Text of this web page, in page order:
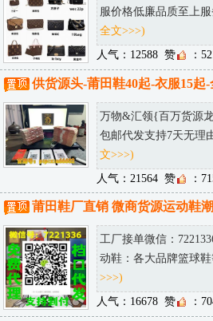
服价格低廉品质至上
全文>>>)
人气：12588 赞 ：
供货源头-莆田鞋40起-衣服15起
万物&汇领{百万货源
包邮代发支持7天无理
文>>>)
人气：21564 赞 ：
莆田鞋厂直销 微商货源运动鞋
工厂接单微信：
动鞋：各大品牌篮球鞋
>>>)
人气：16678 赞 ：